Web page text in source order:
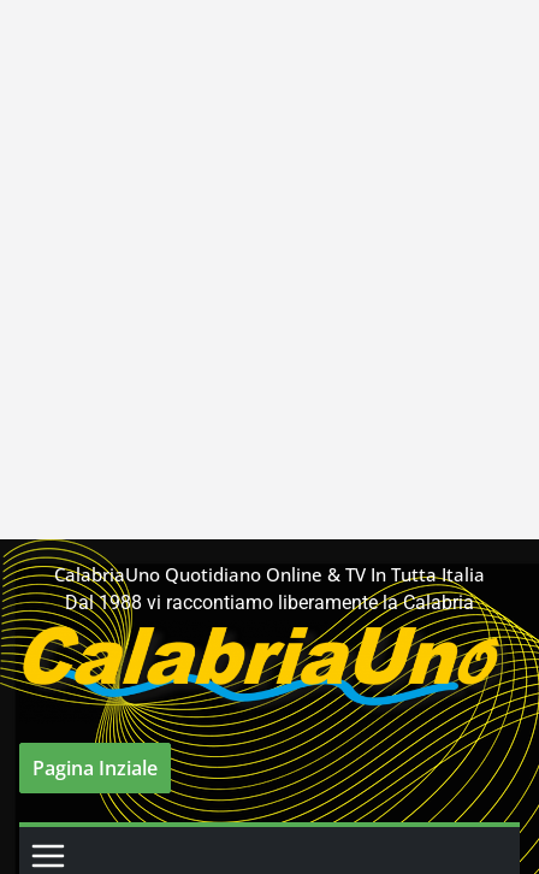
Salta
al
contenuto
CalabriaUno Quotidiano Online & TV In Tutta Italia
Dal 1988 vi raccontiamo liberamente la Calabria
Pagina Inziale